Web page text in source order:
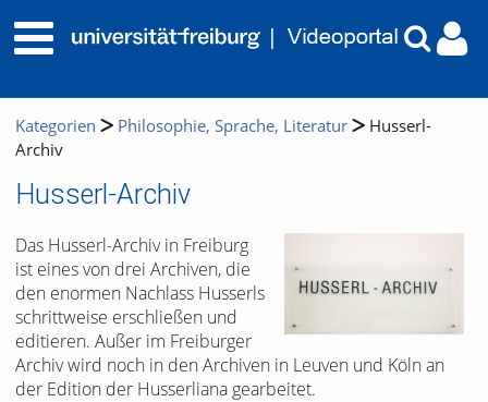
Kategorien Philosophie, Sprache, Literatur
Husserl-
Archiv
Husserl-Archiv
Das Husserl-Archiv in Freiburg
ist eines von drei Archiven, die
den enormen Nachlass Husserls
schrittweise erschließen und
editieren. Außer im Freiburger
Archiv wird noch in den Archiven in Leuven und Köln an
der Edition der Husserliana gearbeitet.